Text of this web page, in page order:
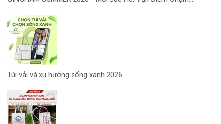
Túi vải và xu hướng sống xanh 2026